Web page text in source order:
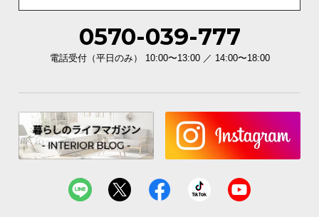
0570-039-777
電話受付（平日のみ） 10:00〜13:00 ／ 14:00〜18:00